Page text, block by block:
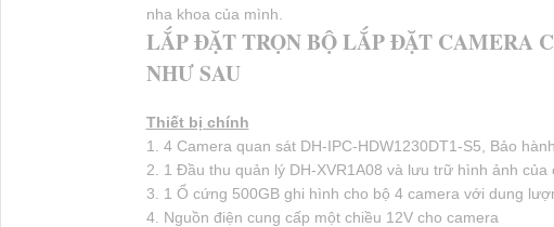
nha khoa của mình.
LẮP ĐẶT TRỌN BỘ LẮP ĐẶT CAMERA
NHƯ SAU
Thiết bị chính
1. 4 Camera quan sát DH-IPC-HDW1230DT1-S5, Bảo
2. 1 Đầu thu quản lý DH-XVR1A08 và lưu trữ hình ảnh của
3. 1 Ổ cứng 500GB ghi hình cho bộ 4 camera với dung
4. Nguồn điện cung cấp một chiều 12V cho camera